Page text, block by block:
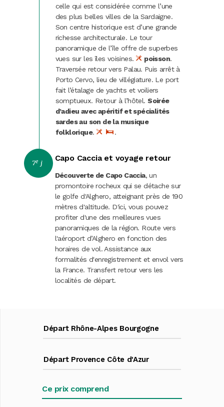
celle qui est considérée comme l’une
des plus belles villes de la Sardaigne.
Son centre historique est d’une grande
richesse architecturale. Le tour
panoramique de l’île offre de superbes
vues sur les îles voisines.
poisson.
Traversée retour vers Palau. Puis arrêt à
Porto Cervo, lieu de villégiature. Le port
fait l’étalage de yachts et voiliers
somptueux. Retour à l’hôtel.Soirée
d’adieu avec apéritif et spécialités
sardes au son de la musique
folklorique. .
7e j
Capo Caccia et voyage retour
Découverte de Capo Caccia, un
promontoire rocheux qui se détache sur
le golfe d'Alghero, atteignant près de 190
mètres d'altitude. D'ici, vous pouvez
profiter d'une des meilleures vues
panoramiques de la région. Route vers
l'aéroport d’Alghero en fonction des
horaires de vol. Assistance aux
formalités d'enregistrement et envol vers
la France. Transfert retour vers les
localités de départ.
Départ Rhône-Alpes Bourgogne
Départ Provence Côte d'Azur
Ce prix comprend